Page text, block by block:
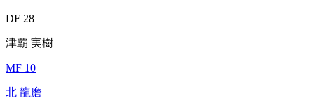
DF 28
津覇 実樹
MF 10
北 龍磨